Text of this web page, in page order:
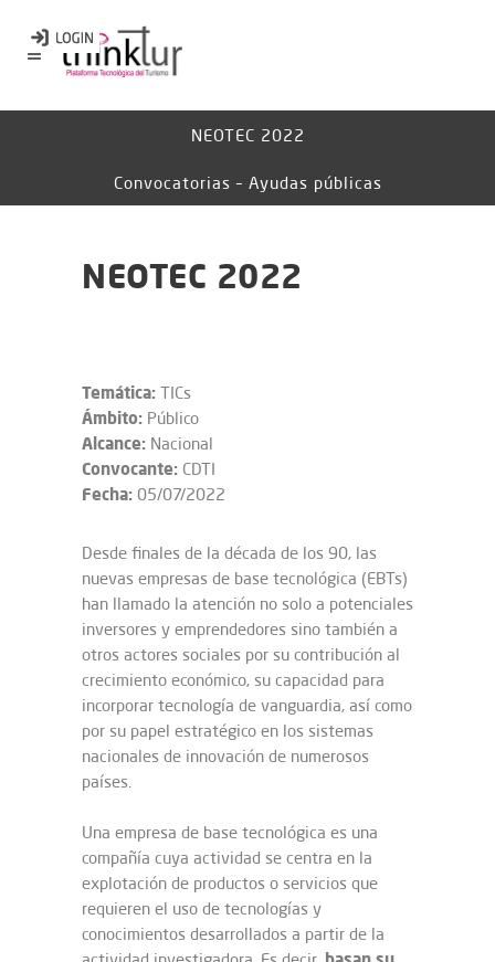
NEOTEC 2022
Convocatorias – Ayudas públicas
NEOTEC 2022
Temática: TICs
Ámbito: Público
Alcance: Nacional
Convocante: CDTI
Fecha: 05/07/2022
Desde finales de la década de los 90, las
nuevas empresas de base tecnológica (EBTs)
han llamado la atención no solo a potenciales
inversores y emprendedores sino también a
otros actores sociales por su contribución al
crecimiento económico, su capacidad para
incorporar tecnología de vanguardia, así como
por su papel estratégico en los sistemas
nacionales de innovación de numerosos
países.
Una empresa de base tecnológica es una
compañía cuya actividad se centra en la
explotación de productos o servicios que
requieren el uso de tecnologías y
conocimientos desarrollados a partir de la